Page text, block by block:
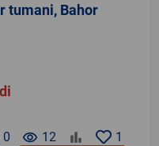
tumani, Bahor
1
remove_red_eye 12
0